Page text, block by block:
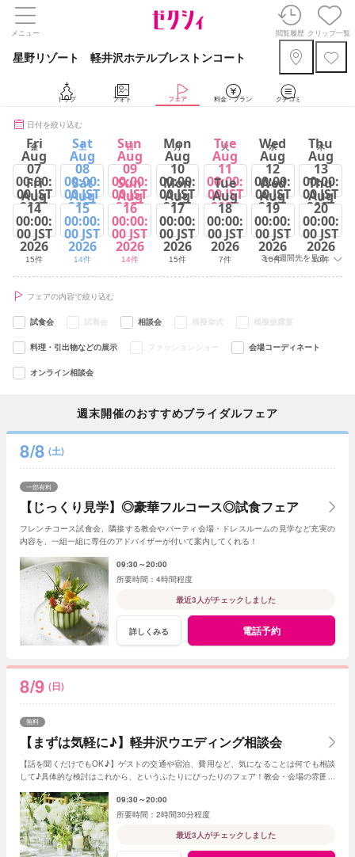
メニュー 閲覧履歴 クリップ一覧
星野リゾート 軽井沢ホテルブレストンコート
トップ フォト フェア 料金・プラン クチコミ
日付を絞り込む
金 土 日 月 火 水 木
Fri
Aug
07
00:00:
00 JST
2026
14件
Sat
Aug
08
00:00:
00 JST
2026
14件
Sun
Aug
09
00:00:
00 JST
2026
14件
Mon
Aug
10
00:00:
00 JST
2026
15件
Tue
Aug
11
00:00:
00 JST
2026
14件
Wed
Aug
12
00:00:
00 JST
2026
10件
Thu
Aug
13
00:00:
00 JST
2026
13件
Fri
Aug
14
00:00:
00 JST
2026
15件
Sat
Aug
15
00:00:
00 JST
2026
14件
Sun
Aug
16
00:00:
00 JST
2026
14件
Mon
Aug
17
00:00:
00 JST
2026
15件
Tue
Aug
18
00:00:
00 JST
2026
7件
Wed
Aug
19
00:00:
00 JST
2026
10件
Thu
Aug
20
00:00:
00 JST
2026
10件
3～4週間先を見る
フェアの内容で絞り込む
試食会 試着会 相談会 模擬挙式 模擬披露宴
料理・引出物などの展示 ファッションショー 会場コーディネート
オンライン相談会
週末開催のおすすめブライダルフェア
8/8 (土)
【じっくり見学】◎豪華フルコース◎試食フェア
一部有料
フレンチコース試食会、隣接する教会やパーティ会場・ドレスルームの見学など充実の
内容を、一組一組に専任のアドバイザーが付いて案内してくれる！
09:30～20:00
4時間程度
最近3人がチェックしました
詳しくみる 電話予約
8/9 (日)
【まずは気軽に♪】軽井沢ウエディング相談会
無料
【話を聞くだけでもOK♪】ゲストの交通や宿泊、費用など、気になることは何でも相談
して♪具体的な検討はこれから、というふたりにぴったりのフェア！教会・会場の雰囲気
09:30～20:00
2時間30分程度
最近3人がチェックしました